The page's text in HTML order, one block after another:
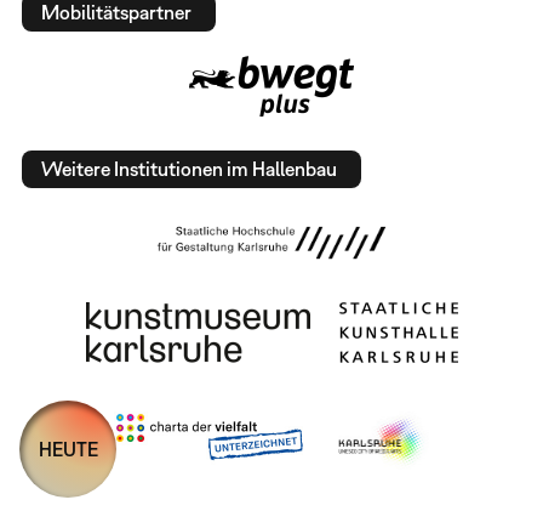
Mobilitätspartner
Weitere Institutionen im Hallenbau
HEUTE